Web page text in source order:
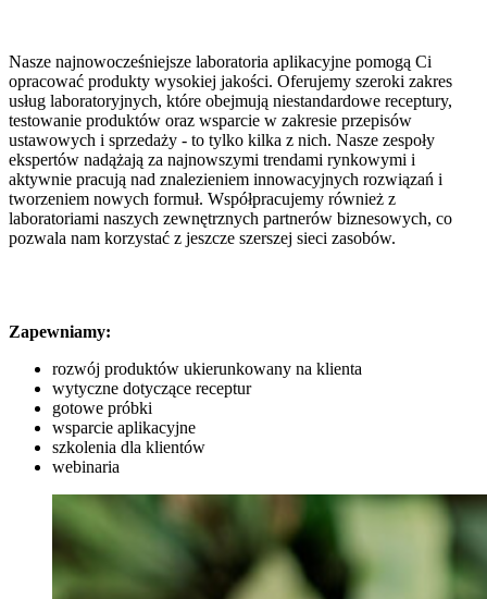
Nasze najnowocześniejsze laboratoria aplikacyjne pomogą Ci
opracować produkty wysokiej jakości. Oferujemy szeroki zakres
usług laboratoryjnych, które obejmują niestandardowe receptury,
testowanie produktów oraz wsparcie w zakresie przepisów
ustawowych i sprzedaży - to tylko kilka z nich. Nasze zespoły
ekspertów nadążają za najnowszymi trendami rynkowymi i
aktywnie pracują nad znalezieniem innowacyjnych rozwiązań i
tworzeniem nowych formuł. Współpracujemy również z
laboratoriami naszych zewnętrznych partnerów biznesowych, co
pozwala nam korzystać z jeszcze szerszej sieci zasobów.
Zapewniamy:
rozwój produktów ukierunkowany na klienta
wytyczne dotyczące receptur
gotowe próbki
wsparcie aplikacyjne
szkolenia dla klientów
webinaria